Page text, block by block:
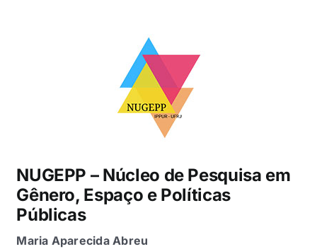
NUGEPP – Núcleo de Pesquisa em
Gênero, Espaço e Políticas
Públicas
Maria Aparecida Abreu